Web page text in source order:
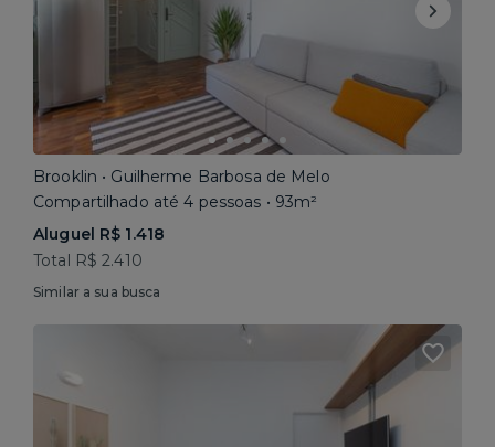
Brooklin • Guilherme Barbosa de Melo
Compartilhado até 4 pessoas • 93m²
Aluguel R$ 1.418
Total R$ 2.410
Similar a sua busca